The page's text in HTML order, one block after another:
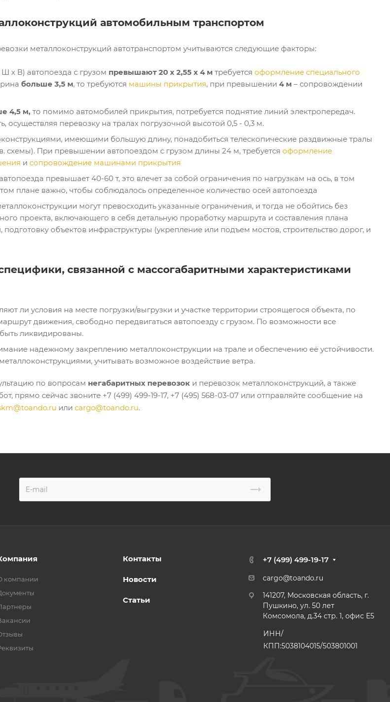
автомобильным транспортом
металлоконструкций автотранспортом учитываются следующие факторы:
х В) автопоезда с грузом превышают 20 х 2,55 х 4 м требуется оформление специального
больше 3,5 м, то требуются машины прикрытия, при превышении 4 м – сопровождении
4,5 м, то помимо автомобилей прикрытия, потребуется поднятие линий электропередач.
осуществляя перевозку на тралах погрузочной высотой 0,5 - 0,3 м.
имеющими большую длину, понадобиться телескопические раздвижные тралы
схемы). При превышении автопоездом с грузом длины 24 м, требуется оформление
и сопровождение машинами прикрытия
превышает 40-60 т, это влечет за собой ограничения по нагрузкам на ось, в том
плане важно, чтобы соблюдалось определенное количество осей автопоезда
могут превосходить указанные ограничения, и тогда не обойтись без
проекта, включающего в себя детальную проработку маршрута и составления плана
объектов инфраструктуры (укрепление или подъем мостов, строительство дорог, и
связанной с массогабаритными характеристиками
ли условия на месте погрузки/выгрузки и участке территории строящегося объекта, по
движения, свободно передвигаться автопоезду с грузом. По возможности все
ликвидированы.
надежному закреплению металлоконструкции на трале и обеспечению её устойчивости.
учитывать возможное воздействие ветра.
по вопросам негабаритных перевозок и перевозок металлоконструкций, а также
прямо сейчас звоните +7 (499) 499-19-17, +7 (495) 568-03-07 или отправляйте сообщение на
или cargo@toando.ru.
компании
Контакты
Новости
Статьи
+7 (499) 499-19-17
cargo@toando.ru
141207, Московская область, г.
Пушкино, ул. 50 лет
Комсомола, д.34 стр. 1, офис E5
ИНН/
КПП:5038104015/503801001